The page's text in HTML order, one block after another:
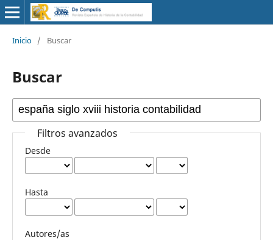
Inicio / Buscar
Buscar
Filtros avanzados
Desde
Hasta
Autores/as